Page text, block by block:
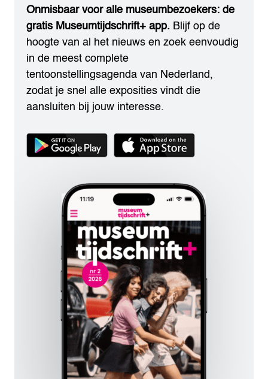
Onmisbaar voor alle museumbezoekers: de
gratis Museumtijdschrift+ app. Blijf op de
hoogte van al het nieuws en zoek eenvoudig
in de meest complete
tentoonstellingsagenda van Nederland,
zodat je snel alle exposities vindt die
aansluiten bij jouw interesse.